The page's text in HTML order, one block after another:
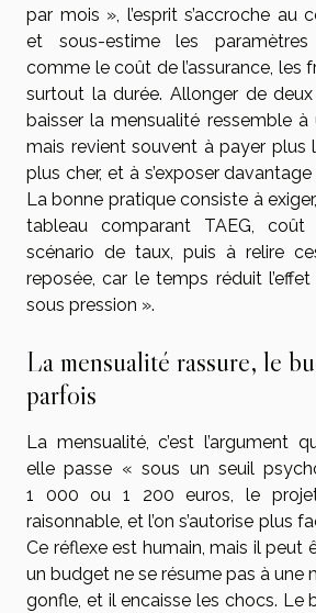
par mois », l’esprit s’accroche au
et sous-estime les paramètres
comme le coût de l’assurance, les
surtout la durée. Allonger de
baisser la mensualité ressemble à
mais revient souvent à payer plus
plus cher, et à s’exposer
La bonne pratique consiste à
tableau comparant TAEG,
scénario de taux, puis à relire
reposée, car le temps réduit
sous pression ».
La mensualité rassure, le
parfois
La mensualité, c’est l’argument
elle passe « sous un seuil
1 000 ou 1 200 euros, le
raisonnable, et l’on s’autorise plus
Ce réflexe est humain, mais il peut
un budget ne se résume pas à une
gonfle, et il encaisse les chocs. Le